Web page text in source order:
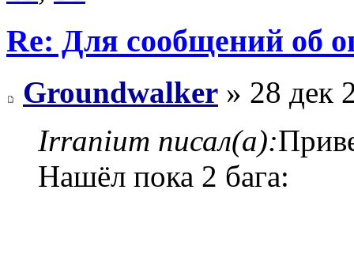
Re: Для сообщений об
Groundwalker » 28 дек
Irranium писал(а):
Нашёл пока 2 бага: